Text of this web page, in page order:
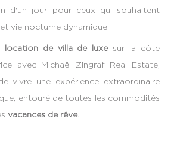
d'un jour pour ceux qui souhaitent
vie nocturne dynamique.
location de villa de luxe sur la côte
avec Michaël Zingraf Real Estate,
vivre une expérience extraordinaire
entouré de toutes les commodités
vacances de rêve